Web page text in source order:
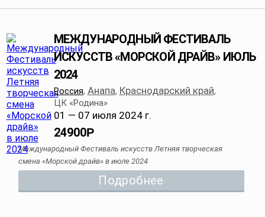
МЕЖДУНАРОДНЫЙ ФЕСТИВАЛЬ
ИСКУССТВ «МОРСКОЙ ДРАЙВ» ИЮЛЬ
2024
Россия, Анапа, Краснодарский край,
ЦК «Родина»
01 — 07 июля 2024 г.
24900Р
Международный Фестиваль искусств Летняя творческая
смена «Морской драйв» в июле 2024
Подробнее